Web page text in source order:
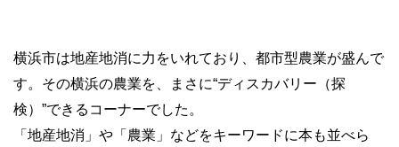
横浜市は地産地消に力をいれており、都市型農業が盛んで
す。その横浜の農業を、まさに“ディスカバリー（探
検）”できるコーナーでした。
「地産地消」や「農業」などをキーワードに本も並べら